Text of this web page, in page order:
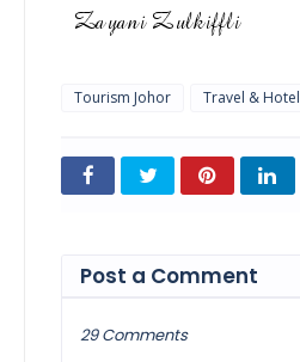
Tourism Johor Travel & Hotel
Post a Comment
29 Comments